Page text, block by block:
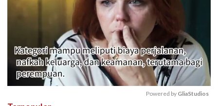
Powered by GliaStudios